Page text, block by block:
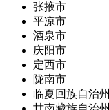
张掖市
平凉市
酒泉市
庆阳市
定西市
陇南市
临夏回族自治州